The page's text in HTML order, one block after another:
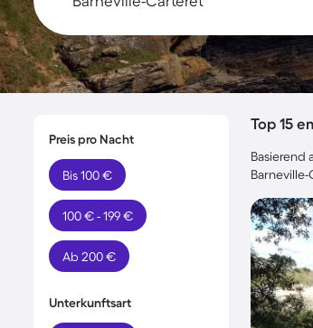
Preis pro Nacht
Bis 100 €
100 € - 199 €
Ab 200 €
Unterkunftsart
Top 15
Basierend